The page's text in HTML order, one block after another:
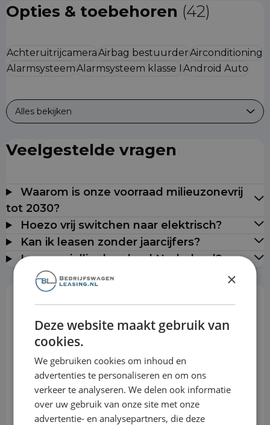
Opties & toebehoren (42)
AchteruitrijcameraAirbag bestuurderAirconditioning
AlarmsysteemAlarmsysteem klasse I Android Auto
Alles bekijken
Veelgestelde vragen
Waarom is onze voorraad milieuzonevrij
tot 2030?
Hoezo vrij switchen naar elektrisch?
Kan ik leasen zonder jaarcijfers?
Leveren jullie door heel Nederland?
Rekentool
Aanbetaling
×
Deze website maakt gebruik van
cookies.
We gebruiken cookies om inhoud en
advertenties te personaliseren en om ons
verkeer te analyseren. We delen ook informatie
over uw gebruik van onze site met onze
advertentie- en analysepartners, die deze